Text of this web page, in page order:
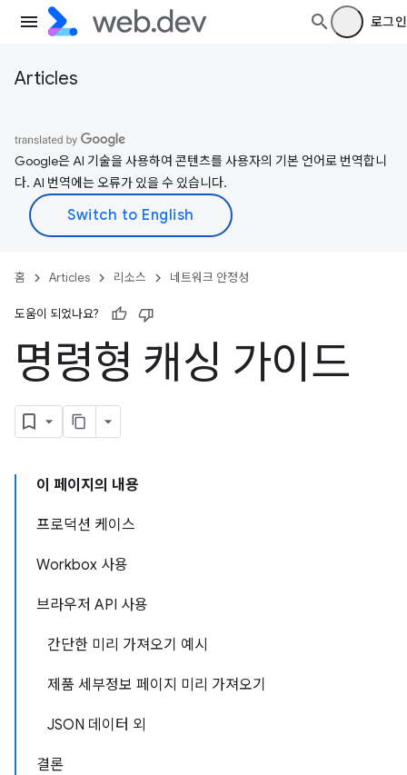
로그인
Articles
Google은 AI 기술을 사용하여 콘텐츠를 사용자의 기본 언어로 번역합니
다. AI 번역에는 오류가 있을 수 있습니다.
홈 Articles 리소스 네트워크 안정성
도움이 되었나요?
명령형 캐싱 가이드
이 페이지의 내용
프로덕션 케이스
Workbox 사용
브라우저 API 사용
간단한 미리 가져오기 예시
제품 세부정보 페이지 미리 가져오기
JSON 데이터 외
결론